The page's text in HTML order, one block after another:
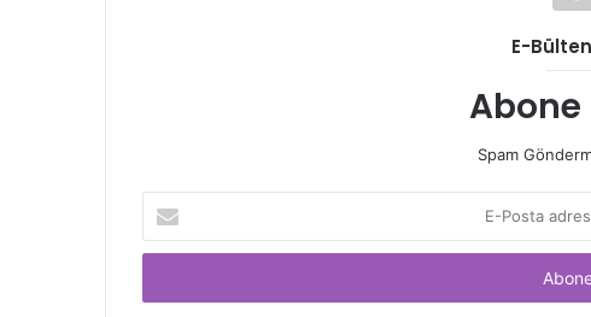
E-
Abone
Spam
Posta
adresinizi